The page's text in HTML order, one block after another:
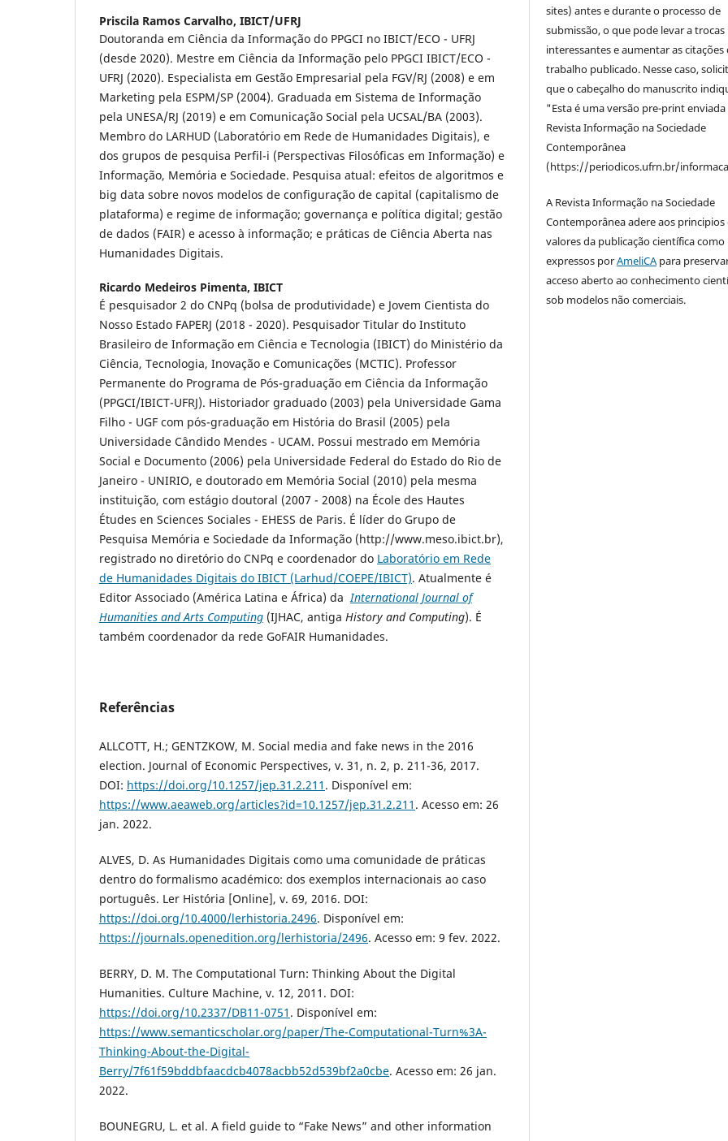
Priscila Ramos Carvalho, IBICT/UFRJ
Doutoranda em Ciência da Informação do PPGCI no IBICT/ECO - UFRJ
(desde 2020). Mestre em Ciência da Informação pelo PPGCI IBICT/ECO -
UFRJ (2020). Especialista em Gestão Empresarial pela FGV/RJ (2008) e em
Marketing pela ESPM/SP (2004). Graduada em Sistema de Informação
pela UNESA/RJ (2019) e em Comunicação Social pela UCSAL/BA (2003).
Membro do LARHUD (Laboratório em Rede de Humanidades Digitais), e
dos grupos de pesquisa Perfil-i (Perspectivas Filosóficas em Informação) e
Informação, Memória e Sociedade. Pesquisa atual: efeitos de algoritmos e
big data sobre novos modelos de configuração de capital (capitalismo de
plataforma) e regime de informação; governança e política digital; gestão
de dados (FAIR) e acesso à informação; e práticas de Ciência Aberta nas
Humanidades Digitais.
Ricardo Medeiros Pimenta, IBICT
É pesquisador 2 do CNPq (bolsa de produtividade) e Jovem Cientista do
Nosso Estado FAPERJ (2018 - 2020). Pesquisador Titular do Instituto
Brasileiro de Informação em Ciência e Tecnologia (IBICT) do Ministério da
Ciência, Tecnologia, Inovação e Comunicações (MCTIC). Professor
Permanente do Programa de Pós-graduação em Ciência da Informação
(PPGCI/IBICT-UFRJ). Historiador graduado (2003) pela Universidade Gama
Filho - UGF com pós-graduação em História do Brasil (2005) pela
Universidade Cândido Mendes - UCAM. Possui mestrado em Memória
Social e Documento (2006) pela Universidade Federal do Estado do Rio de
Janeiro - UNIRIO, e doutorado em Memória Social (2010) pela mesma
instituição, com estágio doutoral (2007 - 2008) na École des Hautes
Études en Sciences Sociales - EHESS de Paris. É líder do Grupo de
Pesquisa Memória e Sociedade da Informação (http://www.meso.ibict.br),
registrado no diretório do CNPq e coordenador do Laboratório em Rede
de Humanidades Digitais do IBICT (Larhud/COEPE/IBICT). Atualmente é
Editor Associado (América Latina e África) daInternational Journal of
Humanities and Arts Computing (IJHAC, antiga History and Computing). É
também coordenador da rede GoFAIR Humanidades.
Referências
ALLCOTT, H.; GENTZKOW, M. Social media and fake news in the 2016
election. Journal of Economic Perspectives, v. 31, n. 2, p. 211-36, 2017.
DOI: https://doi.org/10.1257/jep.31.2.211 . Disponível em:
https://www.aeaweb.org/articles?id=10.1257/jep.31.2.211 . Acesso em: 26
jan. 2022.
ALVES, D. As Humanidades Digitais como uma comunidade de práticas
dentro do formalismo académico: dos exemplos internacionais ao caso
português. Ler História [Online], v. 69, 2016. DOI:
https://doi.org/10.4000/lerhistoria.2496. Disponível em:
https://journals.openedition.org/lerhistoria/2496. Acesso em: 9 fev. 2022.
BERRY, D. M. The Computational Turn: Thinking About the Digital
Humanities. Culture Machine, v. 12, 2011. DOI:
https://doi.org/10.2337/DB11-0751 . Disponível em:
https://www.semanticscholar.org/paper/The-Computational-Turn%3A-
Thinking-About-the-Digital-
Berry/7f61f59bddbfaacdcb4078acbb52d539bf2a0cbe. Acesso em: 26 jan.
2022.
BOUNEGRU, L. et al. A field guide to “Fake News” and other information
sites) antes e durante o processo de
submissão, o que pode levar a trocas
interessantes e aumentar as citações
trabalho publicado. Nesse caso,
que o cabeçalho do manuscrito
"Esta é uma versão pre-print enviada
Revista Informação na Sociedade
Contemporânea
(https://periodicos.ufrn.br/
A Revista Informação na Sociedade
Contemporânea adere aos principios
valores da publicação científica como
expressos porAmeliCApara
acceso aberto ao conhecimento
sob modelos não comerciais.